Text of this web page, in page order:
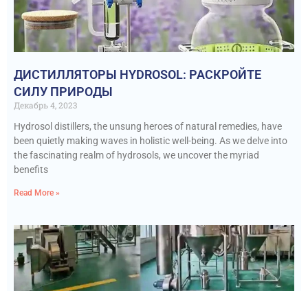
ДИСТИЛЛЯТОРЫ HYDROSOL: РАСКРОЙТЕ
СИЛУ ПРИРОДЫ
Декабрь 4, 2023
Hydrosol distillers, the unsung heroes of natural remedies, have
been quietly making waves in holistic well-being. As we delve into
the fascinating realm of hydrosols, we uncover the myriad
benefits
Read More »